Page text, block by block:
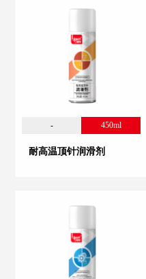
- 450ml
耐高温顶针润滑剂